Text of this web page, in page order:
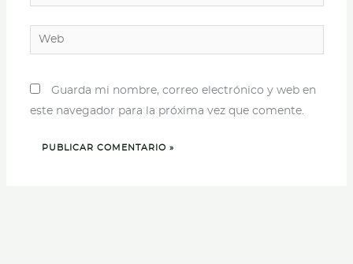
electrónico*
Web
Guarda mi nombre, correo electrónico y web en
este navegador para la próxima vez que comente.